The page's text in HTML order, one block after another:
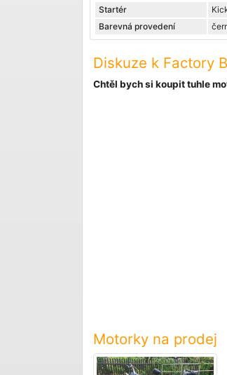
Startér
Barevná provedení
Diskuze k Factory
Chtěl bych si koupit tuhle
Motorky na prodej